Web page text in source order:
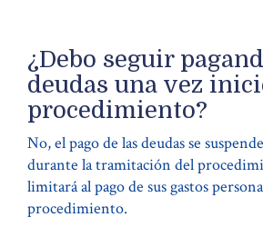
¿Debo seguir
deudas una vez
procedimiento?
No, el pago de las deudas se
durante la tramitación del
limitará al pago de sus gastos
procedimiento.